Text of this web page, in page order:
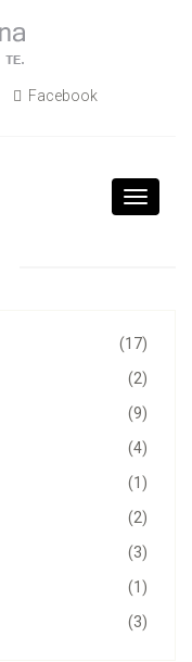
Facebook
Toggle
(17)
(2)
(9)
(4)
(1)
(2)
(3)
(1)
(3)